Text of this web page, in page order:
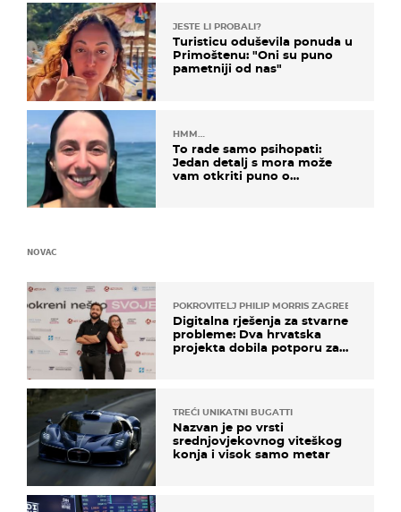
JESTE LI PROBALI?
Turisticu oduševila ponuda u
Primoštenu: "Oni su puno
pametniji od nas"
HMM…
To rade samo psihopati:
Jedan detalj s mora može
vam otkriti puno o
NOVAC
POKROVITELJ PHILIP MORRIS ZAGREB
Digitalna rješenja za stvarne
probleme: Dva hrvatska
projekta dobila potporu za
TREĆI UNIKATNI BUGATTI
Nazvan je po vrsti
srednjovjekovnog viteškog
konja i visok samo metar